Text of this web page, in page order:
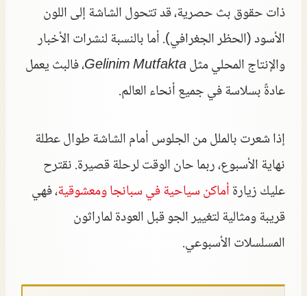
ذات حقوق بث حصرية، قد تتحول الشاشة إلى اللون
الأسود (الحظر الجغرافي). أما بالنسبة لنشرات الأخبار
والإنتاج المحلي مثلGelinim Mutfakta، فالبث يعمل
عادةً بسلاسة في جميع أنحاء العالم.
إذا شعرت بالملل من الجلوس أمام الشاشة طوال عطلة
نهاية الأسبوع، ربما حان الوقت لرحلة قصيرة. نقترح
عليك زيارةأماكن سياحية في سبانجا ومعشوقية، فهي
قريبة ومثالية لتغيير الجو قبل العودة لماراثون
المسلسلات الأسبوعي.